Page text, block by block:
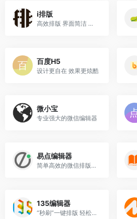
i排版
高效排版 界面简洁 新媒体一...
百度H5
设计更自在 效果更炫酷
微小宝
专业强大的微信编辑器
易点编辑器
简单高效的微信排版利器
135编辑器
“秒刷”一键排版 轻松编辑